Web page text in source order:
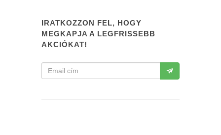
IRATKOZZON FEL, HOGY
MEGKAPJA A LEGFRISSEBB
AKCIÓKAT!